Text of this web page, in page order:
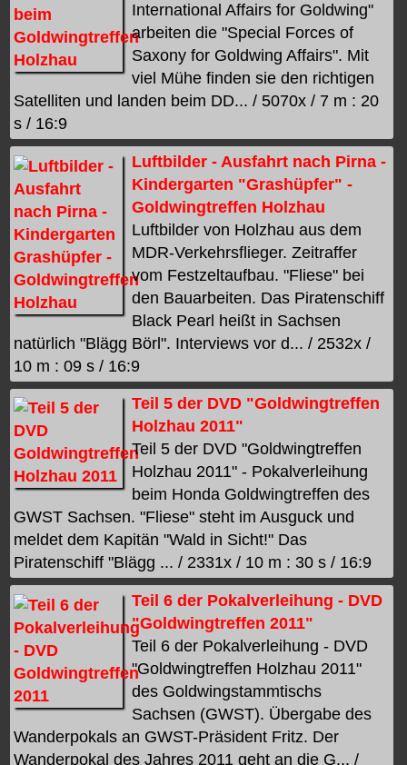
International Affairs for Goldwing"
arbeiten die "Special Forces of
Saxony for Goldwing Affairs". Mit
viel Mühe finden sie den richtigen
Satelliten und landen beim DD... / 5070x / 7 m : 20
s / 16:9
Luftbilder - Ausfahrt nach Pirna -
Kindergarten "Grashüpfer" -
Goldwingtreffen Holzhau
Luftbilder von Holzhau aus dem
MDR-Verkehrsflieger. Zeitraffer
vom Festzeltaufbau. "Fliese" bei
den Bauarbeiten. Das Piratenschiff
Black Pearl heißt in Sachsen
natürlich "Blägg Börl". Interviews vor d... / 2532x /
10 m : 09 s / 16:9
Teil 5 der DVD "Goldwingtreffen
Holzhau 2011"
Teil 5 der DVD "Goldwingtreffen
Holzhau 2011" - Pokalverleihung
beim Honda Goldwingtreffen des
GWST Sachsen. "Fliese" steht im Ausguck und
meldet dem Kapitän "Wald in Sicht!" Das
Piratenschiff "Blägg ... / 2331x / 10 m : 30 s / 16:9
Teil 6 der Pokalverleihung - DVD
"Goldwingtreffen 2011"
Teil 6 der Pokalverleihung - DVD
"Goldwingtreffen Holzhau 2011"
des Goldwingstammtischs
Sachsen (GWST). Übergabe des
Wanderpokals an GWST-Präsident Fritz. Der
Wanderpokal des Jahres 2011 geht an die G... /